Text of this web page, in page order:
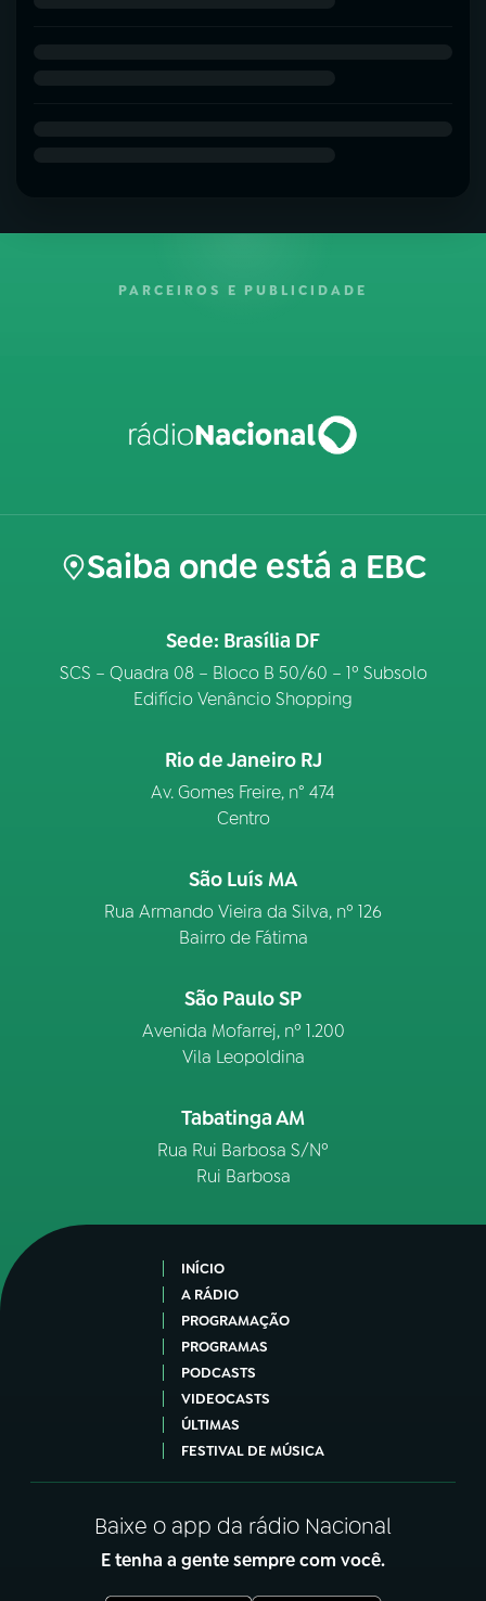
PARCEIROS E PUBLICIDADE
Saiba onde está a EBC
Sede: Brasília DF
SCS – Quadra 08 – Bloco B 50/60 – 1º Subsolo
Edifício Venâncio Shopping
Rio de Janeiro RJ
Av. Gomes Freire, n° 474
Centro
São Luís MA
Rua Armando Vieira da Silva, nº 126
Bairro de Fátima
São Paulo SP
Avenida Mofarrej, nº 1.200
Vila Leopoldina
Tabatinga AM
Rua Rui Barbosa S/Nº
Rui Barbosa
INÍCIO
A RÁDIO
PROGRAMAÇÃO
PROGRAMAS
PODCASTS
VIDEOCASTS
ÚLTIMAS
FESTIVAL DE MÚSICA
Baixe o app da rádio Nacional
E tenha a gente sempre com você.